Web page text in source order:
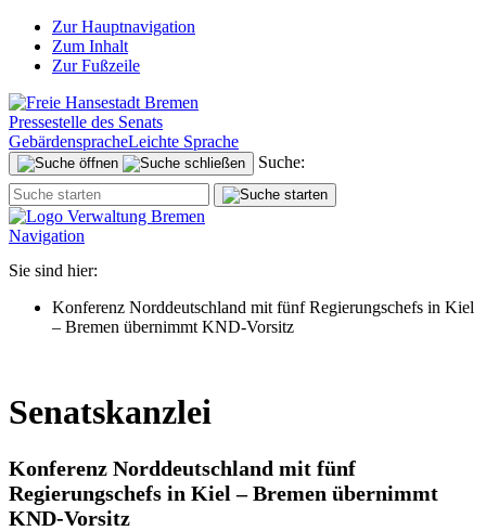
Zur Hauptnavigation
Zum Inhalt
Zur Fußzeile
Pressestelle des Senats
GebärdenspracheLeichte Sprache
Suche:
Navigation
Sie sind hier:
Konferenz Norddeutschland mit fünf Regierungschefs in Kiel
– Bremen übernimmt KND-Vorsitz
Senatskanzlei
Konferenz Norddeutschland mit fünf
Regierungschefs in Kiel – Bremen übernimmt
KND-Vorsitz